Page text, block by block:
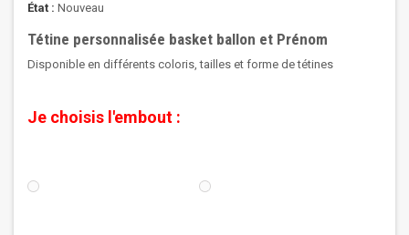
État : Nouveau
Tétine personnalisée basket ballon et Prénom
Disponible en différents coloris, tailles et forme de tétines
Je choisis l'embout :